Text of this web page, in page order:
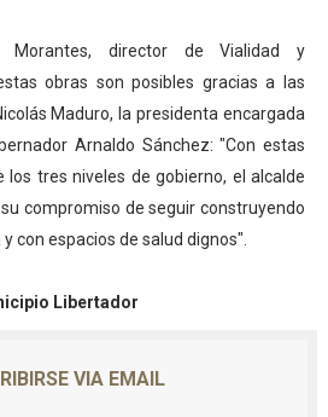
Morantes, director de Vialidad y
obras son posibles gracias a las
Maduro, la presidenta encargada
Arnaldo Sánchez: "Con estas
los tres niveles de gobierno, el alcalde
compromiso de seguir construyendo
con espacios de salud dignos".
Libertador
VIA EMAIL